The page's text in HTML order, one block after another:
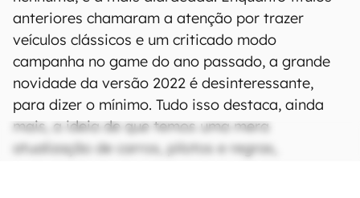
anteriores chamaram a atenção por trazer
veículos clássicos e um criticado modo
campanha no game do ano passado, a grande
novidade da versão 2022 é desinteressante,
para dizer o mínimo. Tudo isso destaca, ainda
mais, a ideia de que temos uma mera
atualização de carros, pilotos e regras,